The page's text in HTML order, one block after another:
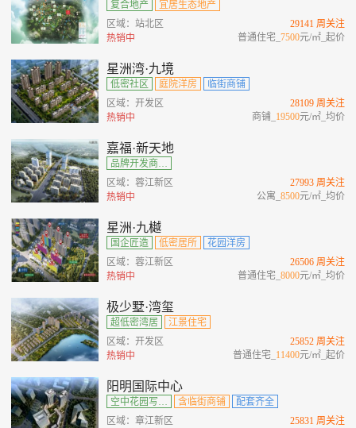
复合地产
宜居生态地产
区域：站北区
热销中
29141 周关注
普通住宅_7500元/㎡_起价
星洲湾·九境
低密社区 庭院洋房
临街商铺
区域：开发区
热销中
28109 周关注
商铺_ 19500元/㎡_均价
嘉福·新天地
品牌开发商、城央绿肺观邸、多维商业范本、公园环绕
区域：蓉江新区
热销中
27993 周关注
公寓_8500元/㎡_均价
星洲·九樾
国企匠造 低密居所
花园洋房
区域：蓉江新区
热销中
26506 周关注
普通住宅_8000元/㎡_均价
极少墅·湾玺
超低密湾居
江景住宅
区域：开发区
热销中
25852 周关注
普通住宅_ 11400元/㎡_起价
阳明国际中心
空中花园写字楼 含临街商铺
配套齐全
区域：章江新区
25831 周关注